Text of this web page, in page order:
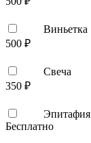
Виньетка
500 ₽
Свеча
350 ₽
Эпитафия
Бесплатно